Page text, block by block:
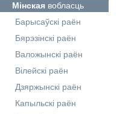
Мінская вобласць
Барысаўскі раён
Бярэзінскі раён
Валожынскі раён
Вілейскі раён
Дзяржынскі раён
Капыльскі раён